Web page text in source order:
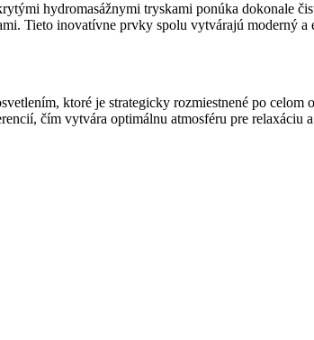
hydromasážnymi tryskami ponúka dokonale
Tieto inovatívne prvky spolu vytvárajú moderný
ktoré je strategicky rozmiestnené po
čím vytvára optimálnu atmosféru pre relaxáciu